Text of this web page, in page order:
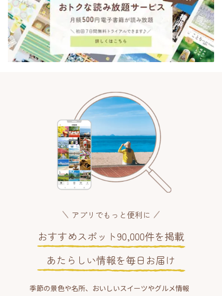
アプリでもっと便利に
おすすめスポット90,000件を掲載
あたらしい情報を毎日お届け
季節の景色や名所、おいしいスイーツやグルメ情報